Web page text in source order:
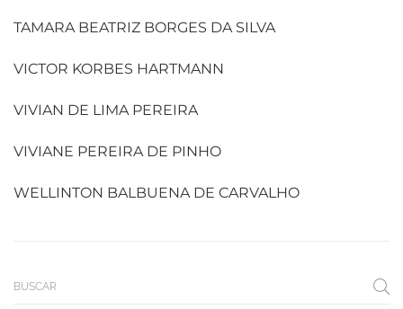
TAMARA BEATRIZ BORGES DA SILVA
VICTOR KORBES HARTMANN
VIVIAN DE LIMA PEREIRA
VIVIANE PEREIRA DE PINHO
WELLINTON BALBUENA DE CARVALHO